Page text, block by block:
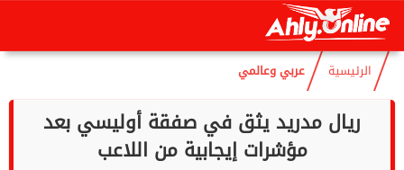
السبت
الرئيسية عربي وعالمي
ريال مدريد يثق في صفقة أوليسي بعد
مؤشرات إيجابية من اللاعب